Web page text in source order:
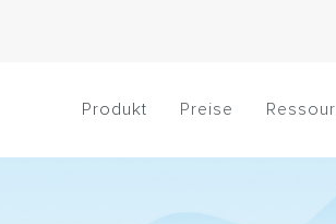
Produkt Preise